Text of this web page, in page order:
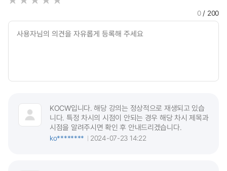
0/ 200
KOCW입니다. 해당 강의는 정상적으로 재생되고 있습
니다. 특정 차시의 시점이 안되는 경우 해당 차시 제목과
시점을 알려주시면 확인 후 안내드리겠습니다.
ko********
2024-07-23 14:22